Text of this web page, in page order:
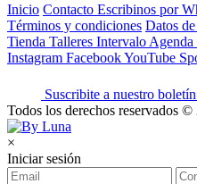
Inicio Contacto Escribinos por
Términos y condiciones Datos
Tienda Talleres Intervalo Agenda
Instagram FacebookYouTube
Suscribite a nuestro boletín
Todos los derechos reservados
×
Iniciar sesión